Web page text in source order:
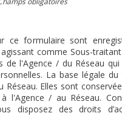
ce formulaire sont
comme Sous-
de l'Agence / du Réseau
La base légale
Elles sont
l'Agence / au Réseau.
disposez des droits